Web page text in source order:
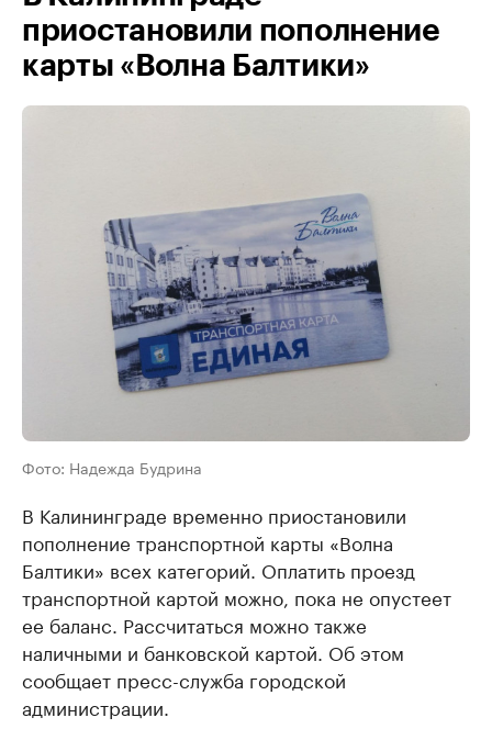
приостановили пополнение
карты «Волна Балтики»
Фото: Надежда Будрина
В Калининграде временно приостановили
пополнение транспортной карты «Волна
Балтики» всех категорий. Оплатить проезд
транспортной картой можно, пока не опустеет
ее баланс. Рассчитаться можно также
наличными и банковской картой. Об этом
сообщает пресс-служба городской
администрации.